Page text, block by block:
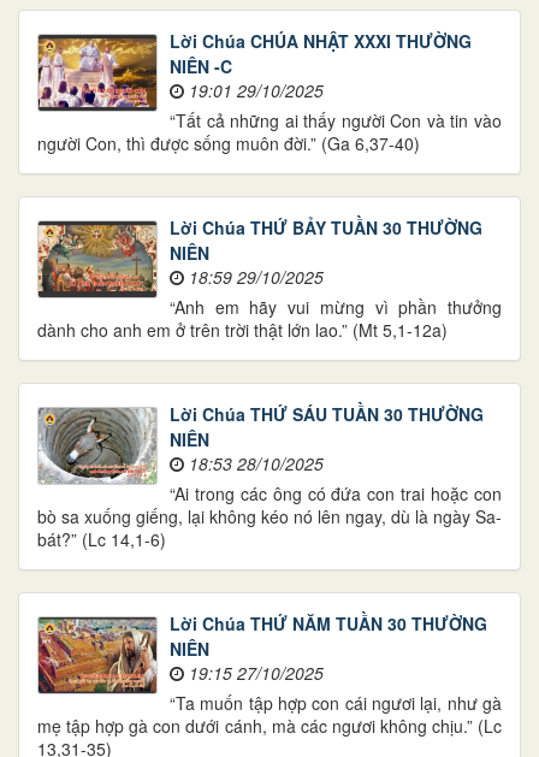
Lời Chúa CHÚA NHẬT XXXI THƯỜNG
NIÊN -C
19:01 29/10/2025
“Tất cả những ai thấy người Con và tin vào
người Con, thì được sống muôn đời.” (Ga 6,37-40)
Lời Chúa THỨ BẢY TUẦN 30 THƯỜNG
NIÊN
18:59 29/10/2025
“Anh em hãy vui mừng vì phần thưởng
dành cho anh em ở trên trời thật lớn lao.” (Mt 5,1-12a)
Lời Chúa THỨ SÁU TUẦN 30 THƯỜNG
NIÊN
18:53 28/10/2025
“Ai trong các ông có đứa con trai hoặc con
bò sa xuống giếng, lại không kéo nó lên ngay, dù là ngày Sa-
bát?” (Lc 14,1-6)
Lời Chúa THỨ NĂM TUẦN 30 THƯỜNG
NIÊN
19:15 27/10/2025
“Ta muốn tập hợp con cái ngươi lại, như gà
mẹ tập hợp gà con dưới cánh, mà các ngươi không chịu.” (Lc
13,31-35)